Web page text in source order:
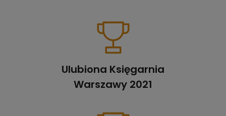
Ulubiona Księgarnia
Warszawy 2021